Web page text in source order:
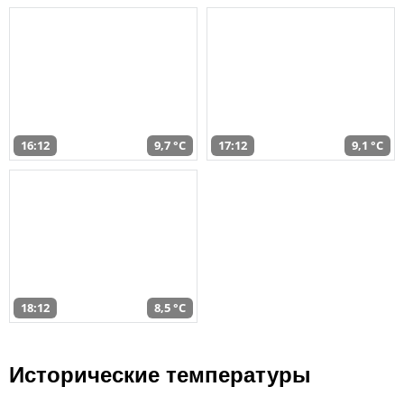
16:12 9,7 °C 17:12 9,1 °C
18:12 8,5 °C
Исторические температуры